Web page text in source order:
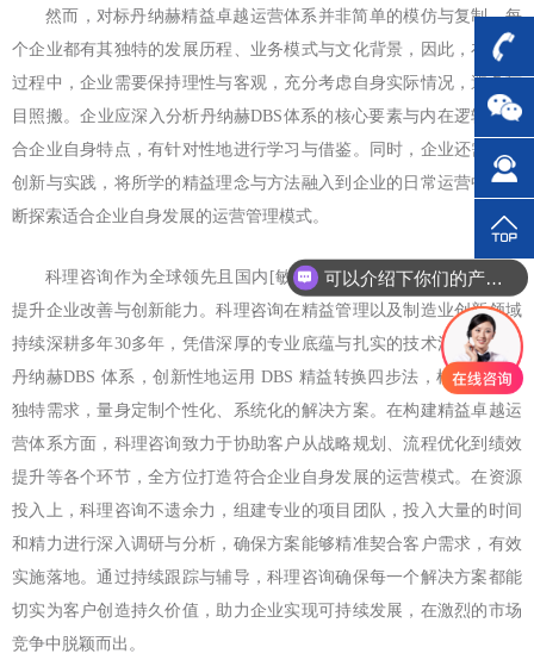
然而，对标丹纳赫精益卓越运营体系并非简单的模仿与复制。每
个企业都有其独特的发展历程、业务模式与文化背景，因此，在对标
过程中，企业需要保持理性与客观，充分考虑自身实际情况，避免盲
目照搬。企业应深入分析丹纳赫DBS体系的核心要素与内在逻辑，结
合企业自身特点，有针对性地进行学习与借鉴。同时，企业还需注重
创新与实践，将所学的精益理念与方法融入到企业的日常运营中，不
断探索适合企业自身发展的运营管理模式。
科理咨询作为全球领先且国内[敏感词]的咨询公司，长期专注于
提升企业改善与创新能力。科理咨询在精益管理以及制造业创新领域
持续深耕多年30多年，凭借深厚的专业底蕴与扎实的技术沉淀，对标
丹纳赫DBS 体系，创新性地运用 DBS 精益转换四步法，根据客户的
独特需求，量身定制个性化、系统化的解决方案。在构建精益卓越运
营体系方面，科理咨询致力于协助客户从战略规划、流程优化到绩效
提升等各个环节，全方位打造符合企业自身发展的运营模式。在资源
投入上，科理咨询不遗余力，组建专业的项目团队，投入大量的时间
和精力进行深入调研与分析，确保方案能够精准契合客户需求，有效
实施落地。通过持续跟踪与辅导，科理咨询确保每一个解决方案都能
切实为客户创造持久价值，助力企业实现可持续发展，在激烈的市场
竞争中脱颖而出。
可以介绍下你们的产品么？